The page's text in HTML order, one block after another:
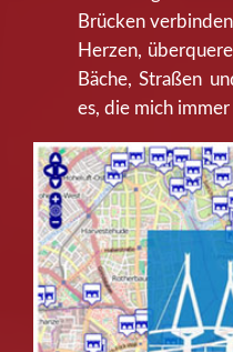
Brücken
Herzen,
Bäche, Straßen
es, die mich